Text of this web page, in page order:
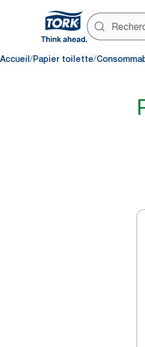
Accueil /Papier toilette/